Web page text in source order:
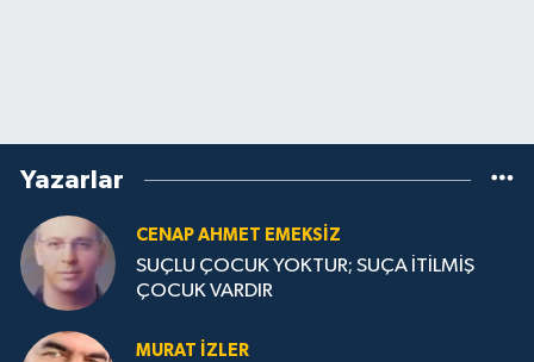
Yazarlar
CENAP AHMET EMEKSİZ
SUÇLU ÇOCUK YOKTUR; SUÇA İTİLMİŞ
ÇOCUK VARDIR
MURAT İZLER